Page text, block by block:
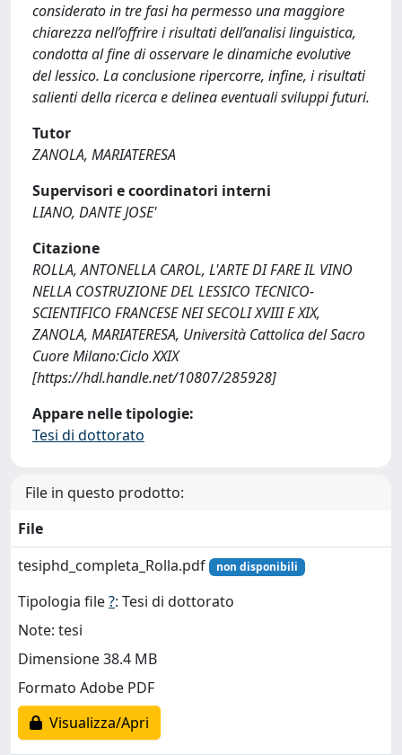
considerato in tre fasi ha permesso una maggiore
chiarezza nell’offrire i risultati dell’analisi linguistica,
condotta al fine di osservare le dinamiche evolutive
del lessico. La conclusione ripercorre, infine, i risultati
salienti della ricerca e delinea eventuali sviluppi futuri.
Tutor
ZANOLA, MARIATERESA
Supervisori e coordinatori interni
LIANO, DANTE JOSE'
Citazione
ROLLA, ANTONELLA CAROL, L'ARTE DI FARE IL VINO
NELLA COSTRUZIONE DEL LESSICO TECNICO-
SCIENTIFICO FRANCESE NEI SECOLI XVIII E XIX,
ZANOLA, MARIATERESA, Università Cattolica del Sacro
Cuore Milano:Ciclo XXIX
[https://hdl.handle.net/10807/285928]
Appare nelle tipologie:
Tesi di dottorato
File in questo prodotto:
File
tesiphd_completa_Rolla.pdf
non disponibili
Tipologia file?: Tesi di dottorato
Note: tesi
Dimensione 38.4 MB
Formato Adobe PDF
Visualizza/Apri